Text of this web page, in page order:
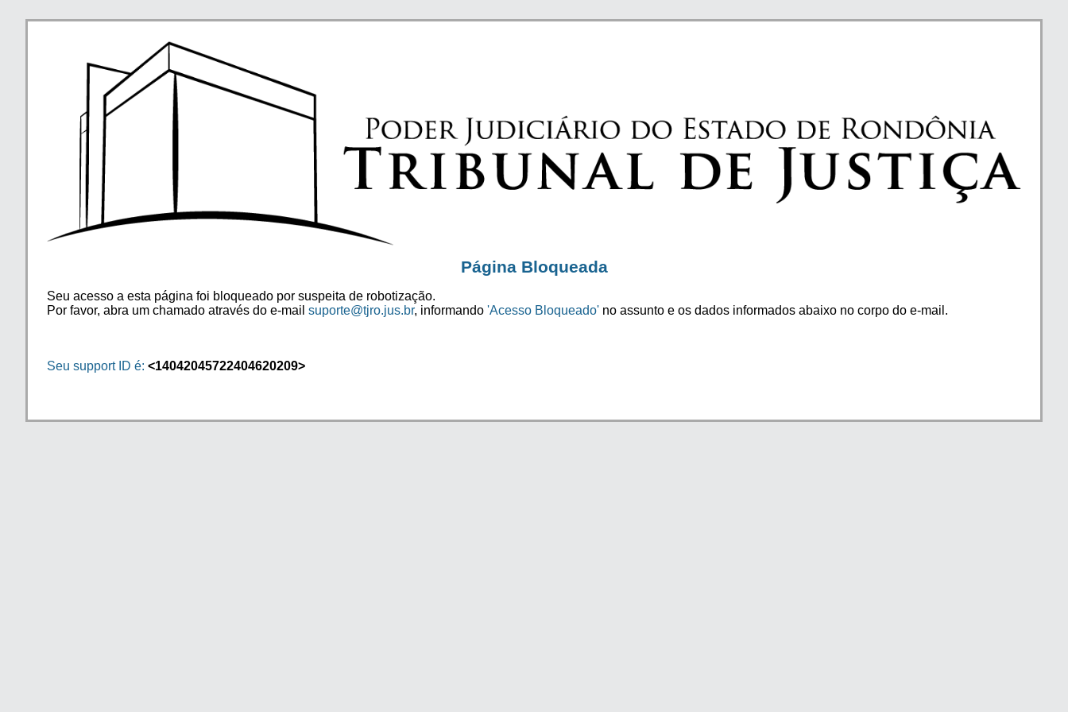
Página Bloqueada
Seu acesso a esta página foi bloqueado por suspeita de robotização.
Por favor, abra um chamado através do e-mail suporte@tjro.jus.br, informando 'Acesso Bloqueado' no assunto e os dados informados abaixo no corpo do e-mail.
Seu support ID é: <14042045722404620209>